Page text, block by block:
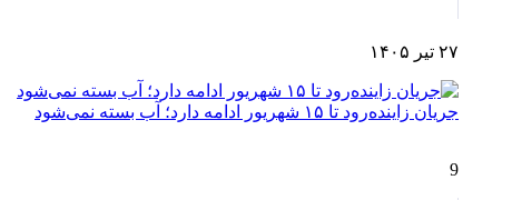
۲۷ تیر ۱۴۰۵
جریان زاینده‌رود تا ۱۵ شهریور ادامه دارد؛ آب بسته نمی‌شود
9